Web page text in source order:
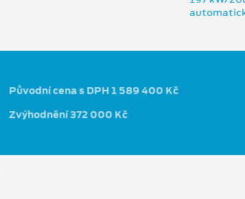
Původní cena s DPH 1 589 400 Kč
Zvýhodnění 372 000 Kč